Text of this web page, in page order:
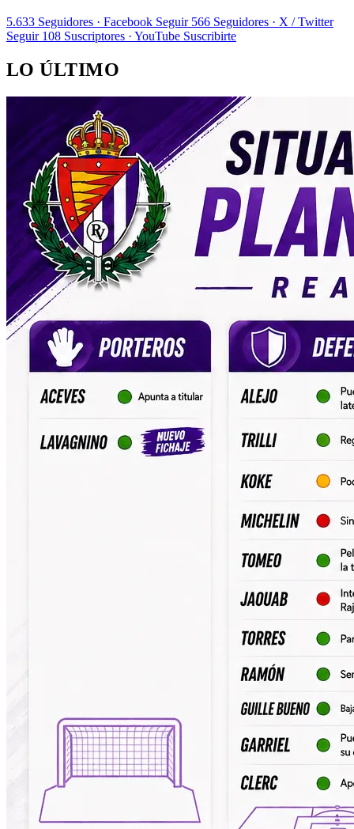
5.633 Seguidores · Facebook Seguir 566 Seguidores · X / Twitter
Seguir 108 Suscriptores · YouTube Suscribirte
LO ÚLTIMO